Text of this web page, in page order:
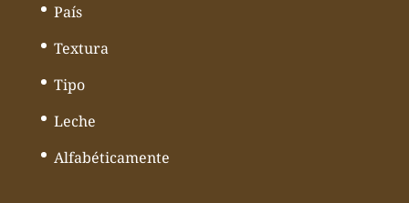
País
Textura
Tipo
Leche
Alfabéticamente